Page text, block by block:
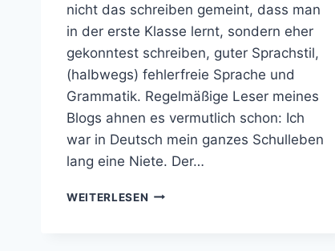
nicht das schreiben gemeint, dass man
in der erste Klasse lernt, sondern eher
gekonntest schreiben, guter Sprachstil,
(halbwegs) fehlerfreie Sprache und
Grammatik. Regelmäßige Leser meines
Blogs ahnen es vermutlich schon: Ich
war in Deutsch mein ganzes Schulleben
lang eine Niete. Der…
WEITERLESEN MÜSSEN